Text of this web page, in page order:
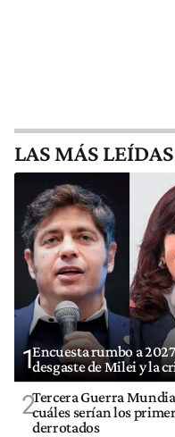
LAS MÁS LEÍDAS
1Encuesta rumbo a
desgaste de Milei y la
2Tercera Guerra
cuáles serían los
derrotados